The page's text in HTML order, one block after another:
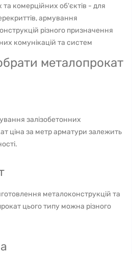
комерційних об'єктів - для
армування
різного призначення
комунікацій та систем
металопрокат
залізобетонних
ціна за метр арматури залежить
металоконструкцій та
цього типу можна різного